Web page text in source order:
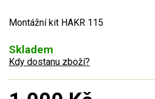
Montážní kit HAKR 115
Skladem
Kdy dostanu zboží?